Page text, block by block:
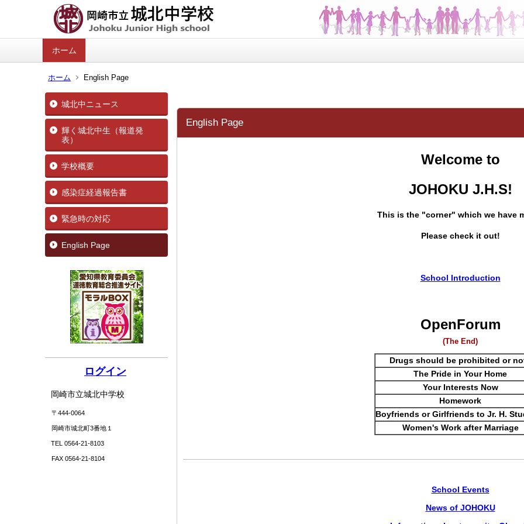
ホーム
ホーム English Page
城北中ニュース
輝く城北中生（報道発
表）
学校概要
感染症経過報告書
緊急時の対応
English Page
ログイン
岡崎市立城北中学校
〒444-0064
岡崎市城北町3番地１
TEL 0564-21-8103
FAX 0564-21-8104
English Page
Welcome to
JOHOKU J.H.S!
This is the "corner" which we have
Please check it out!
School Introduction
OpenForum
(The End)
Drugs should be prohibited or
The Pride in Your Home
Your Interests Now
Homework
Boyfriends or Girlfriends to Jr. H.
Women's Work after Marriage
School Events
News of JOHOKU